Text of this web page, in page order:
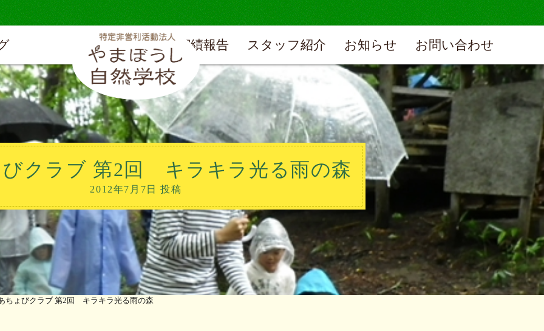
実績報告 スタッフ紹介 お知らせ お問い合わせ
クラブ 第2回 キラキラ光る雨の森
2012年7月7日 投稿
ちょびクラブ 第2回 キラキラ光る雨の森